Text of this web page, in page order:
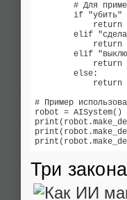
# Для
if "убить"
return
elif
return
elif
return
        else:
return
# Пример
robot = AISystem()
Три